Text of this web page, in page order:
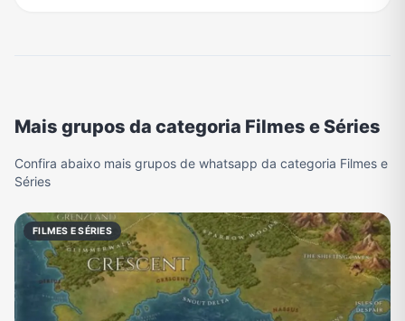
Mais grupos da categoria Filmes e Séries
Confira abaixo mais grupos de whatsapp da categoria Filmes e
Séries
FILMES E SÉRIES